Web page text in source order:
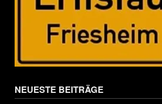
NEUESTE BEITRÄGE